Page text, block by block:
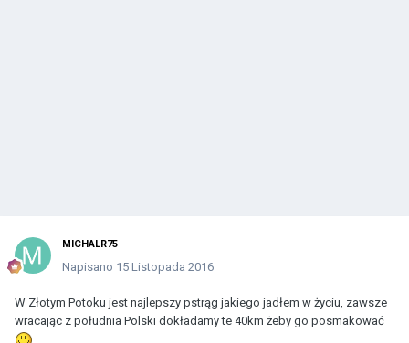
MICHALR75
Napisano 15 Listopada 2016
W Złotym Potoku jest najlepszy pstrąg jakiego jadłem w życiu, zawsze
wracając z południa Polski dokładamy te 40km żeby go posmakować